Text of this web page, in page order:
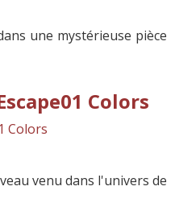
une mystérieuse pièce
Colors
venu dans l'univers de